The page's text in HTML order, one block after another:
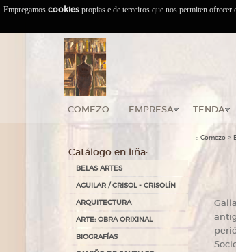
COMEZO EMPRESA TENDA
Catálogo en liña:
BELAS ARTES
AGUILAR / CRISOL - CRISOLÍN
ARQUITECTURA
ARTE: OBRA ORIXINAL
BIOGRAFÍAS
:: Comezo >
Empregamos cookies propias e de terceiros que nos permiten